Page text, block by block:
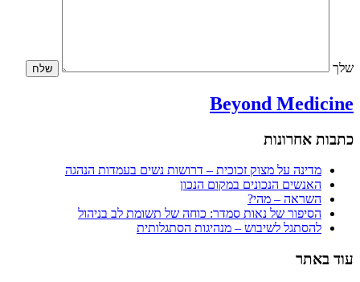
שלך
Beyond Medicine
כתבות אחרונות
מדינה על מצוק זכוכית – דרושות נשים בעמדות הנהגה
האנשים הנכונים במקום הנכון
השראה – מהי?
הסיפור של נאות סמדר: כוחה של תשומת לב בניהול
להסתגל לשיבוש – מנהיגות הסתגלותית
עוד באתר